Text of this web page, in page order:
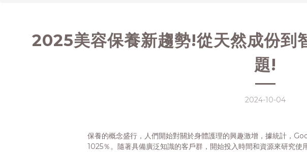
2025美容保養新趨勢!從天然成份到
題!
2024-10-04
保養的概念盛行，人們開始對關於身體護理的興趣激增，據統計，
1025％。隨著具備廣泛知識的客戶群，開始投入時間和資源來研究使